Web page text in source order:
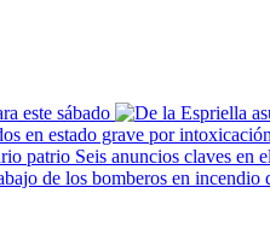
este sábado
Seis anuncios claves en
de los bomberos en